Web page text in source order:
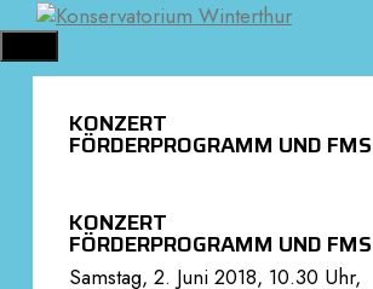
Springe
zum
Inhalt
KONZERT
FÖRDERPROGRAMM UND FMS
KONZERT
FÖRDERPROGRAMM UND FMS
Samstag, 2. Juni 2018, 10.30 Uhr,